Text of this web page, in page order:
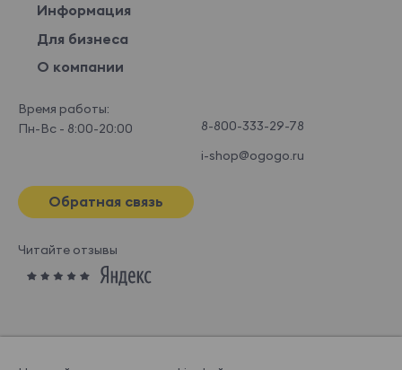
Информация
Для бизнеса
О компании
Время работы:
Пн-Вс - 8:00-20:00
8-800-333-29-78
i-shop@ogogo.ru
Обратная связь
Читайте отзывы